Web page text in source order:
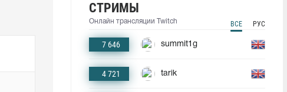
СТРИМЫ
Онлайн трансляции Twitch ВСЕ РУС
7 646 summit1g
4 721 tarik